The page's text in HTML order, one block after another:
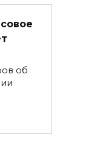
об